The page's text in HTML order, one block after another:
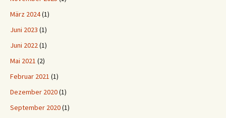
März 2024(1)
Juni 2023 (1)
Juni 2022(1)
Mai 2021 (2)
Februar 2021 (1)
Dezember 2020(1)
September 2020(1)